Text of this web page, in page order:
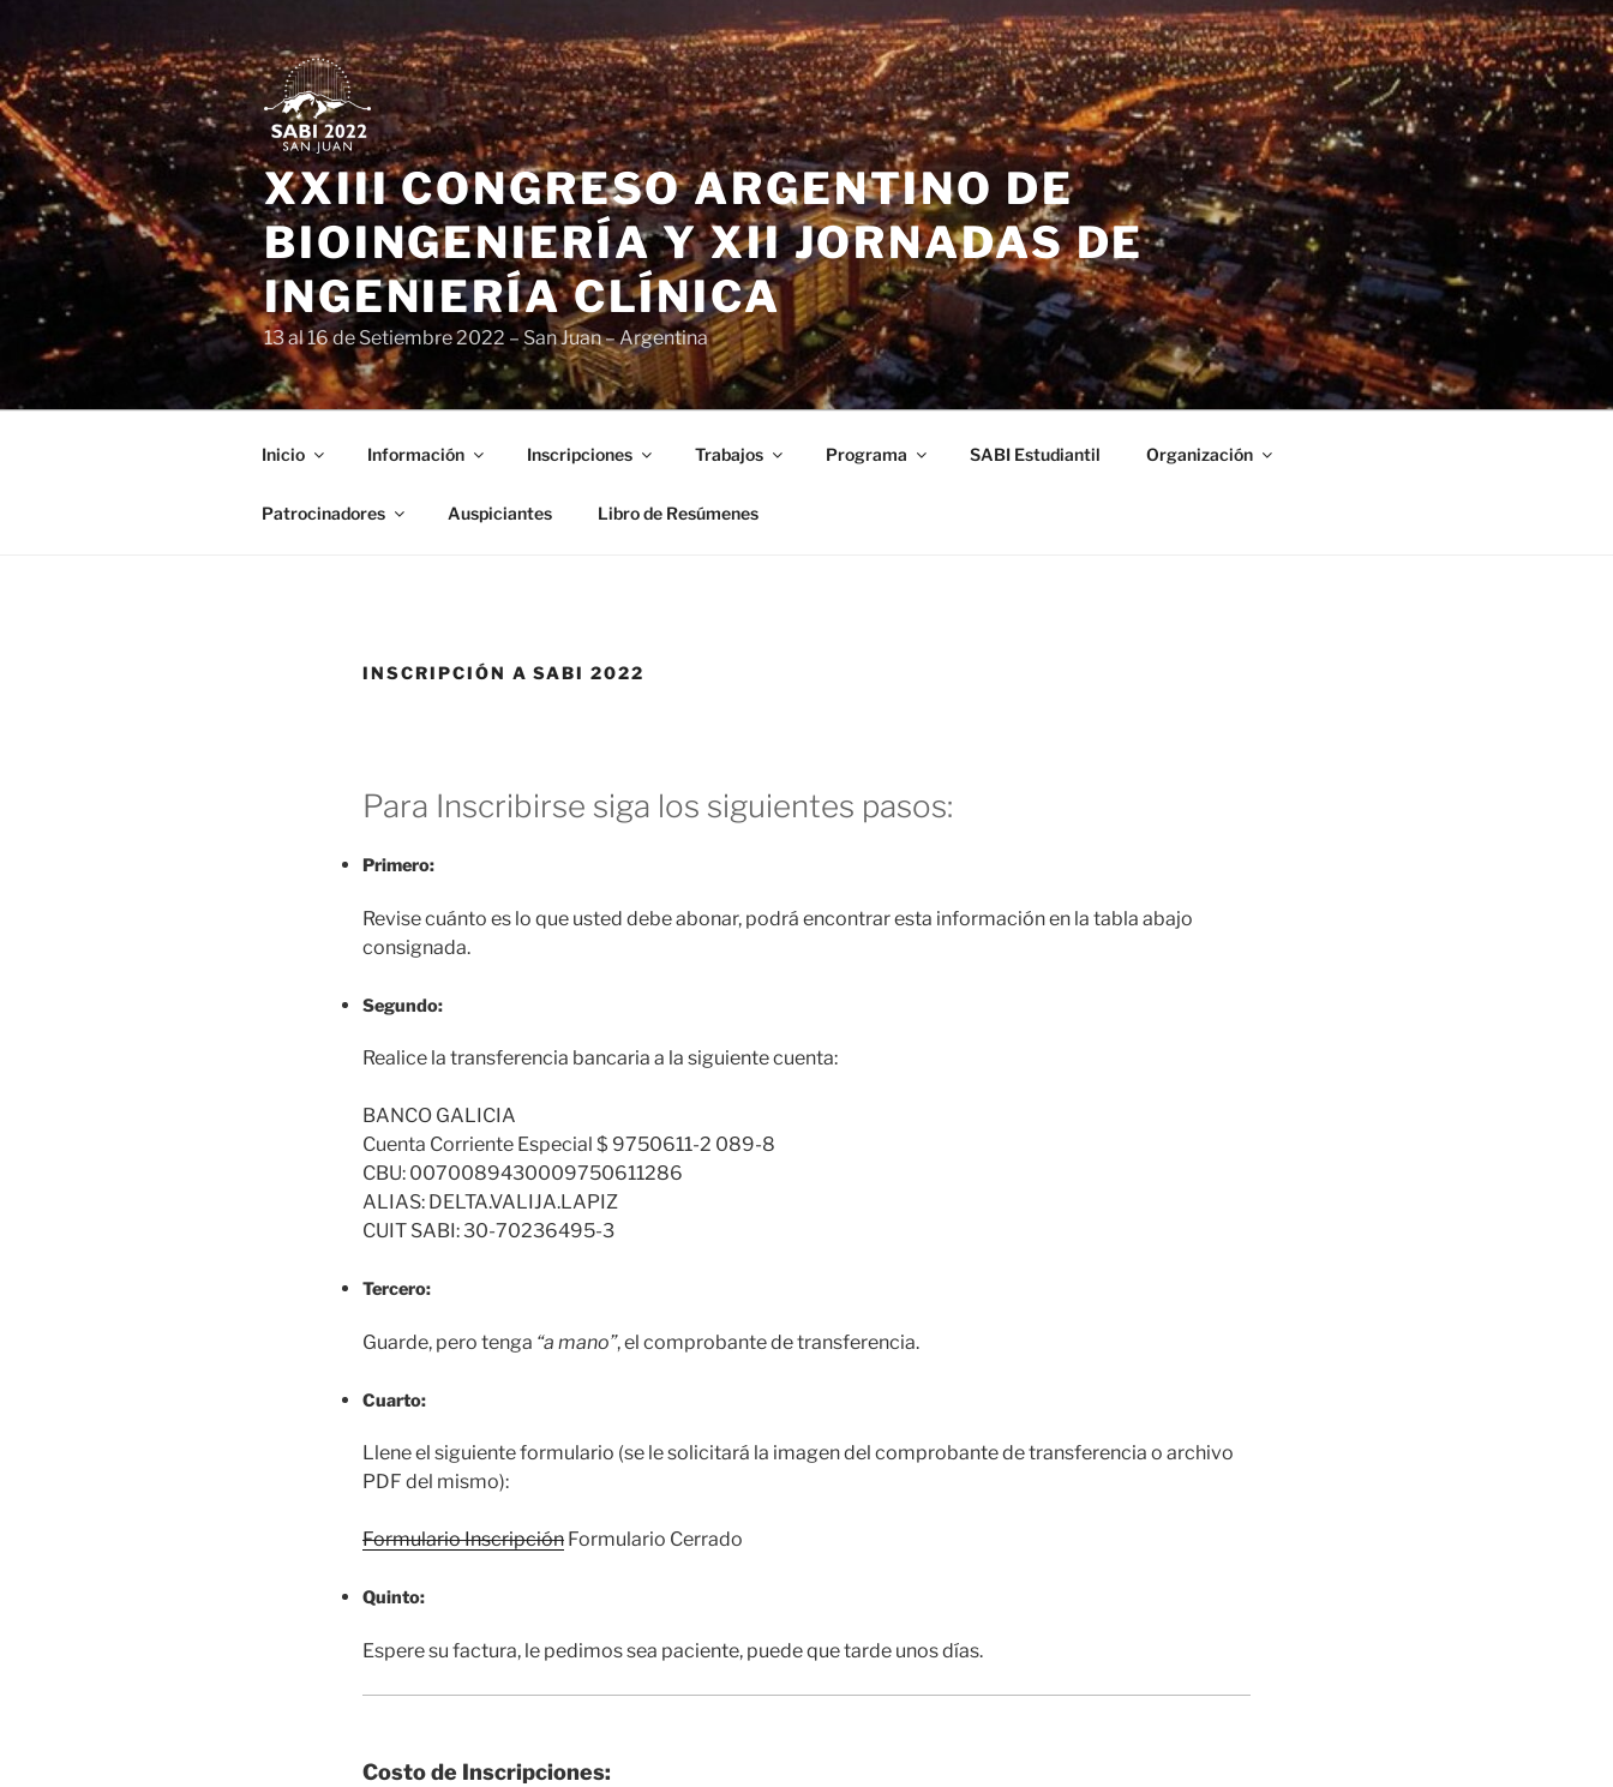
contenido
XXIII CONGRESO ARGENTINO DE
BIOINGENIERÍA Y XII JORNADAS DE
INGENIERÍA CLÍNICA
13 al 16 de Setiembre 2022 – San Juan – Argentina
Inicio Información Inscripciones Trabajos Programa SABI Estudiantil Organización
Patrocinadores Auspiciantes Libro de Resúmenes
INSCRIPCIÓN A SABI 2022
Para Inscribirse siga los siguientes pasos:
Primero:
Revise cuánto es lo que usted debe abonar, podrá encontrar esta información en la tabla abajo
consignada.
Segundo:
Realice la transferencia bancaria a la siguiente cuenta:
BANCO GALICIA
Cuenta Corriente Especial $ 9750611-2 089-8
CBU: 0070089430009750611286
ALIAS: DELTA.VALIJA.LAPIZ
CUIT SABI: 30-70236495-3
Tercero:
Guarde, pero tenga “a mano”, el comprobante de transferencia.
Cuarto:
Llene el siguiente formulario (se le solicitará la imagen del comprobante de transferencia o archivo
PDF del mismo):
Formulario Inscripción Formulario Cerrado
Quinto:
Espere su factura, le pedimos sea paciente, puede que tarde unos días.
Costo de Inscripciones: